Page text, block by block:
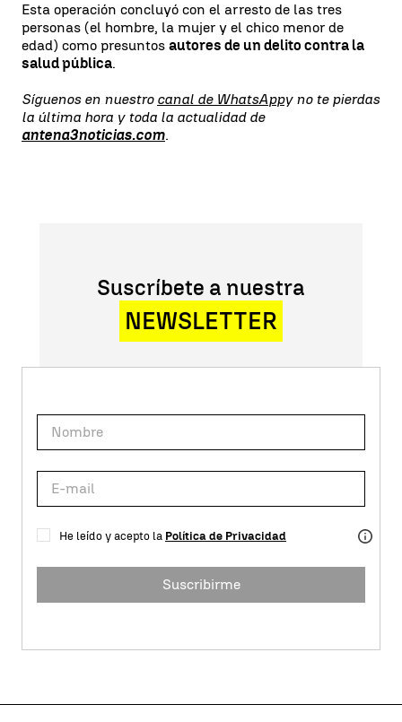
Esta operación concluyó con el arresto de las tres
personas (el hombre, la mujer y el chico menor de
edad) como presuntos autores de un delito contra la
salud pública.
Síguenos en nuestro canal de WhatsAppy no te pierdas
la última hora y toda la actualidad de
antena3noticias.com.
Suscríbete a nuestra
NEWSLETTER
He leído y acepto la Política de Privacidad
Suscribirme